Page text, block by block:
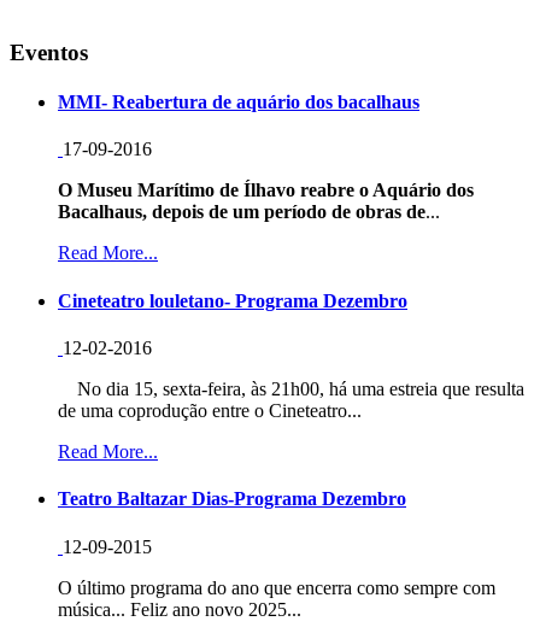
Eventos
MMI- Reabertura de aquário dos bacalhaus
17-09-2016
O Museu Marítimo de Ílhavo reabre o Aquário dos
Bacalhaus, depois de um período de obras de...
Read More...
Cineteatro louletano- Programa Dezembro
12-02-2016
No dia 15, sexta-feira, às 21h00, há uma estreia que resulta
de uma coprodução entre o Cineteatro...
Read More...
Teatro Baltazar Dias-Programa Dezembro
12-09-2015
O último programa do ano que encerra como sempre com
música... Feliz ano novo 2025...